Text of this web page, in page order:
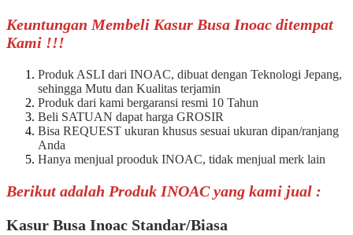
Keuntungan Membeli Kasur Busa Inoac ditempat
Kami !!!
Produk ASLI dari INOAC, dibuat dengan Teknologi Jepang,
sehingga Mutu dan Kualitas terjamin
Produk dari kami bergaransi resmi 10 Tahun
Beli SATUAN dapat harga GROSIR
Bisa REQUEST ukuran khusus sesuai ukuran dipan/ranjang
Anda
Hanya menjual prooduk INOAC, tidak menjual merk lain
Berikut adalah Produk INOAC yang kami jual :
Kasur Busa Inoac Standar/Biasa